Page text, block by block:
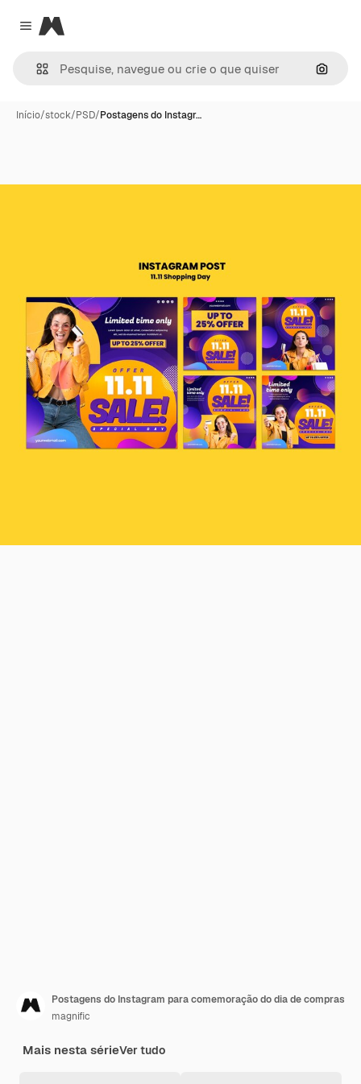
Close menu
Magnific
Início/stock/PSD/Postagens do Instagr…
Postagens do Instagram para comemoração do dia de compras
magnific
Mais nesta sérieVer tudo